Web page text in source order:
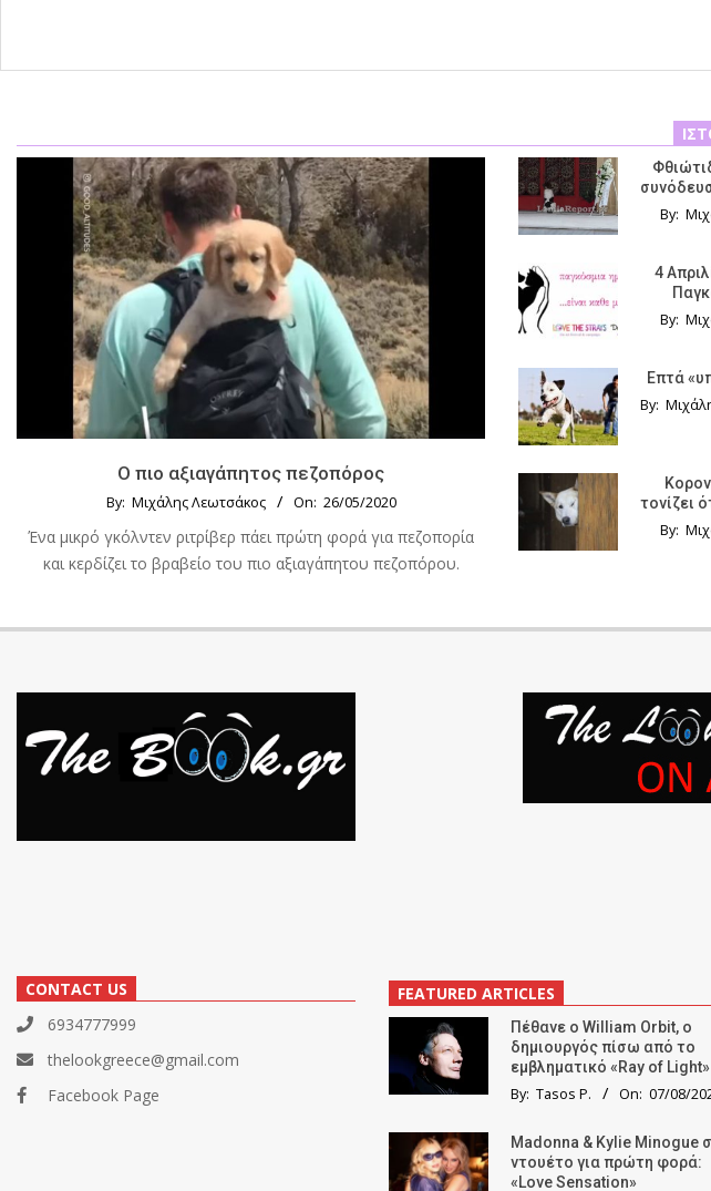
Ο πιο αξιαγάπητος πεζοπόρος
By: Μιχάλης Λεωτσάκος On: 26/05/2020
Ένα μικρό γκόλντεν ριτρίβερ πάει πρώτη φορά για πεζοπορία
και κερδίζει το βραβείο του πιο αξιαγάπητου πεζοπόρου.
By:
4
By:
Επτά
By:
τονίζει
By:
CONTACT US
6934777999
thelookgreece@gmail.com
Facebook Page
FEATURED ARTICLES
Πέθανε ο William Orbit, ο
δημιουργός πίσω από το
εμβληματικό «Ray of Light»
By: Tasos P. On: 07/08/
Madonna & Kylie Minogue
ντουέτο για πρώτη φορά:
«Love Sensation»